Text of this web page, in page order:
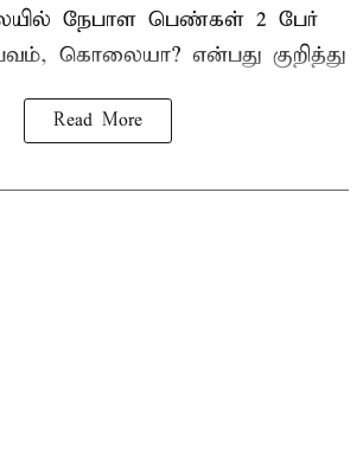
நேபாள பெண்கள் 2 பேர்
கொலையா? என்பது குறித்து
Read More